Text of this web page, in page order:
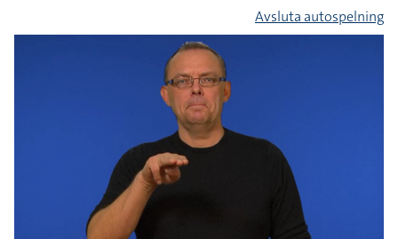
Avsluta autospelning